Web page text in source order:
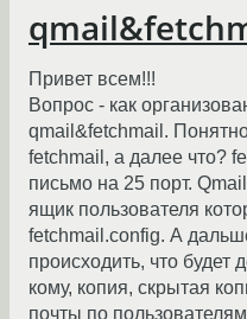
Привет всем!!!
Вопрос - как
qmail&fetchmail.
fetchmail, а далее что?
письмо на 25 порт.
ящик пользователя
fetchmail.config. А
происходить, что будет
кому, копия, скрытая
почты по